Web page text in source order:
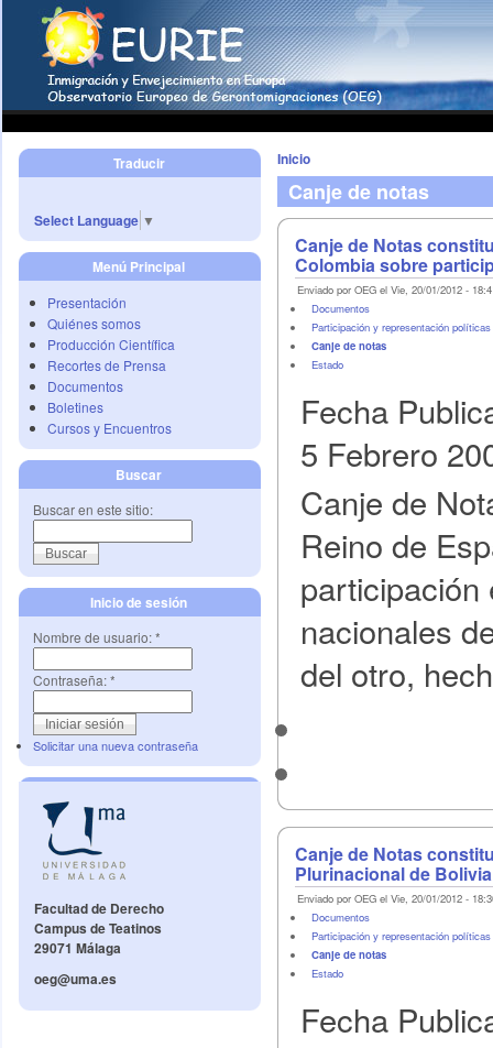
Traducir
Select Language ▼
Menú Principal
Presentación
Quiénes somos
Producción Científica
Recortes de Prensa
Documentos
Boletines
Cursos y Encuentros
Buscar
Buscar en este sitio:
Inicio de sesión
Nombre de usuario:*
Contraseña:*
Solicitar una nueva contraseña
Facultad de Derecho
Campus de Teatinos
29071 Málaga
oeg@uma.es
Inicio
Canje de notas
Canje de Notas
Colombia sobre
Enviado por OEG el Vie, 20/01/2012 -
Documentos
Participación y representación políticas
Canje de notas
Estado
Fecha
5 Febrero
Canje de
Reino de
participación
nacionales
del otro,
Canje de Notas
Plurinacional de
Enviado por OEG el Vie, 20/01/2012 -
Documentos
Participación y representación políticas
Canje de notas
Estado
Fecha